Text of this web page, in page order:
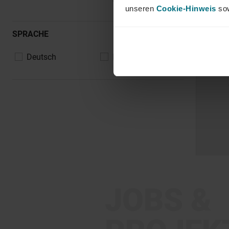
unseren Cookie-Hinweis
SPRACHE
Deutsch